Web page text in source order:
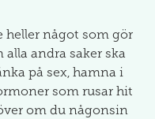
något som gör
andra saker ska
på sex, hamna i
som rusar hit
om du någonsin